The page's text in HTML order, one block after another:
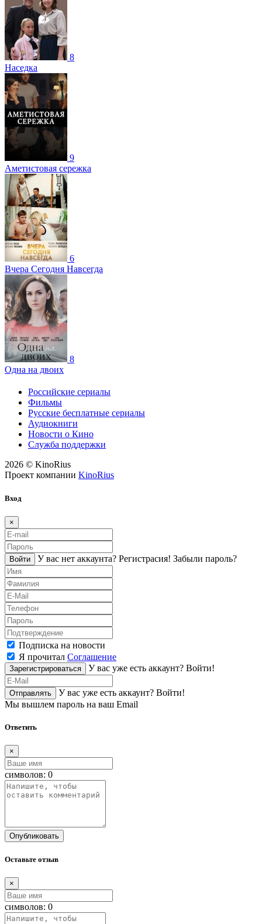
8
Наседка
9
Аметистовая сережка
6
Вчера Сегодня Навсегда
8
Одна на двоих
Российские сериалы
Фильмы
Русские бесплатные сериалы
Аудиокниги
Новости о Кино
Служба поддержки
2026 © KinoRius
Проект компании KinoRius
Вход
×
Войти У вас нет аккаунта? Регистраcия! Забыли пароль?
Подписка на новости
Я прочитал Соглашение
Зарегистрироваться У вас уже есть аккаунт? Войти!
Отправлять У вас уже есть аккаунт? Войти!
Мы вышлем пароль на ваш Email
Ответить
×
символов: 0
Опубликовать
Оставьте отзыв
×
символов: 0